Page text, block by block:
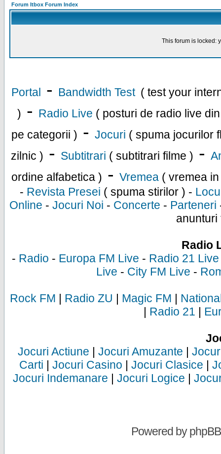
Forum Itbox Forum Index
This forum is locked:
Portal - Bandwidth Test ( test your
) - Radio Live ( posturi de radio live
pe categorii ) - Jocuri ( spuma jocurilor
zilnic ) - Subtitrari ( subtitrari filme ) -
ordine alfabetica ) - Vremea ( vremea
- Revista Presei ( spuma stirilor ) -
Online - Jocuri Noi - Concerte - Parteneri
anunturi
Radio
- Radio - Europa FM Live - Radio 21 Live
Live - City FM Live -
Rock FM | Radio ZU | Magic FM |
| Radio 21 |
Jocuri Actiune | Jocuri Amuzante |
Carti | Jocuri Casino | Jocuri Clasice |
Jocuri Indemanare | Jocuri Logice |
Powered byphpBB